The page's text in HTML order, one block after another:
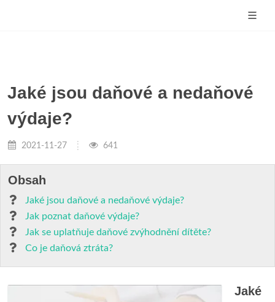
Jaké jsou daňové a nedaňové
výdaje?
2021-11-27 641
Obsah
Jaké jsou daňové a nedaňové výdaje?
Jak poznat daňové výdaje?
Jak se uplatňuje daňové zvýhodnění dítěte?
Co je daňová ztráta?
Jaké